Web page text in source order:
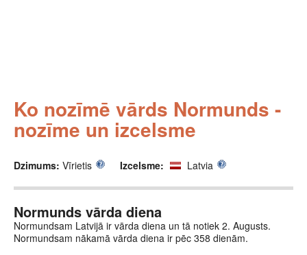
Ko nozīmē vārds Normunds -
nozīme un izcelsme
Dzimums: Vīrietis Izcelsme: Latvia
Normunds vārda diena
Normundsam Latvijā ir vārda diena un tā notiek 2. Augusts.
Normundsam nākamā vārda diena ir pēc 358 dienām.